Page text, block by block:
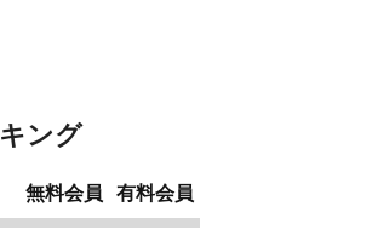
ング
無料会員 有料会員